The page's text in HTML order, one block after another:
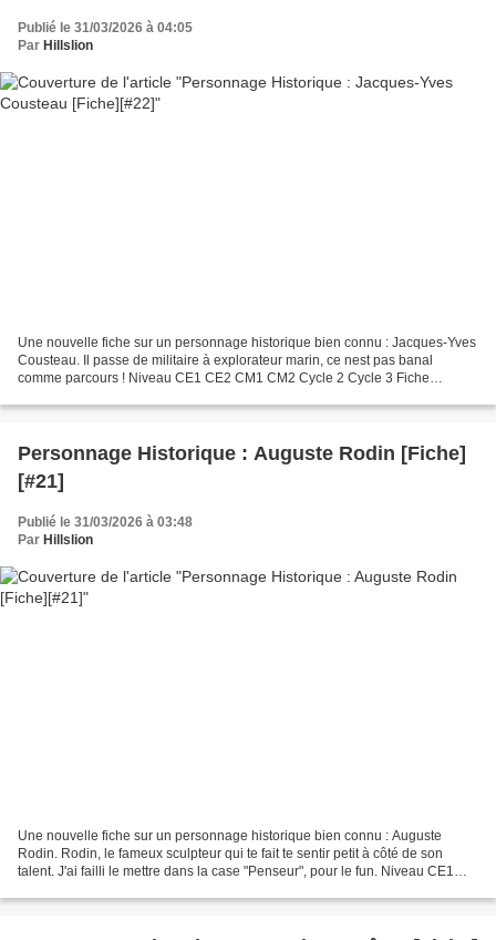
Publié le 31/03/2026 à 04:05
Par Hillslion
Une nouvelle fiche sur un personnage historique bien connu : Jacques-Yves
Cousteau. Il passe de militaire à explorateur marin, ce nest pas banal
comme parcours ! Niveau CE1 CE2 CM1 CM2 Cycle 2 Cycle 3 Fiche
Personnage Historique : Auguste Rodin [Fiche]
[#21]
Publié le 31/03/2026 à 03:48
Par Hillslion
Une nouvelle fiche sur un personnage historique bien connu : Auguste
Rodin. Rodin, le fameux sculpteur qui te fait te sentir petit à côté de son
talent. J'ai failli le mettre dans la case "Penseur", pour le fun. Niveau CE1